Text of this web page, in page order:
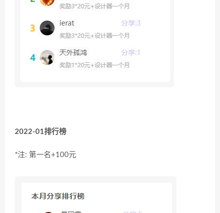
2022-01排行榜
*注: 第一名+100元